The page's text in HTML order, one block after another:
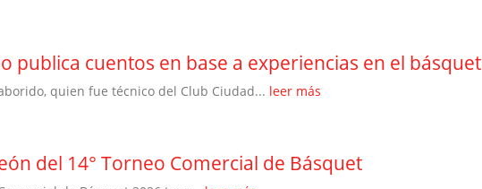
publica cuentos en base a experiencias en el básquet
quien fue técnico del Club Ciudad... leer más
del 14° Torneo Comercial de Básquet